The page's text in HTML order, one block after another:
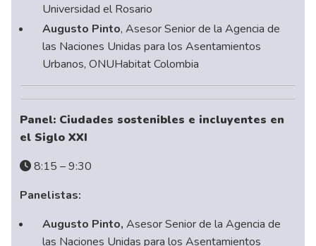
Universidad el Rosario
Augusto Pinto, Asesor Senior de la Agencia de
las Naciones Unidas para los Asentamientos
Urbanos, ONUHabitat Colombia
Panel: Ciudades sostenibles e incluyentes en
el Siglo XXI
8:15 – 9:30
Panelistas:
Augusto Pinto,Asesor Senior de la Agencia de
las Naciones Unidas para los Asentamientos